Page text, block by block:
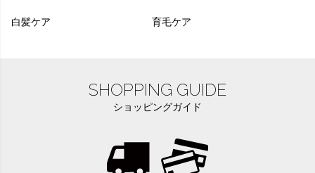
白髪ケア 育毛ケア
SHOPPING GUIDE
ショッピングガイド